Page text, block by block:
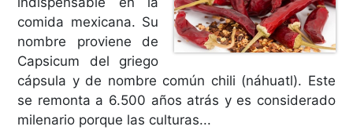
comida mexicana. Su
nombre proviene de
Capsicum del griego
cápsula y de nombre común chili (náhuatl). Este
se remonta a 6.500 años atrás y es considerado
milenario porque las culturas...